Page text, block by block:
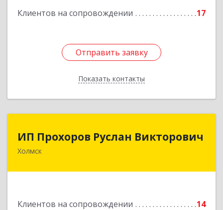
Клиентов на сопровождении 17
Отправить заявку
Показать контакты
Отправить заявку
Назад
ИП Прохоров Руслан Викторович
Холмск
Клиентов на сопровождении 14
694620, Сахалинская обл, Холмский р-н, Холмск